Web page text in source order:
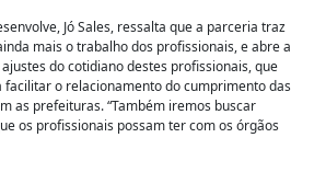
Jó Sales, ressalta que a parceria traz
mais o trabalho dos profissionais, e abre a
do cotidiano destes profissionais, que
facilitar o relacionamento do cumprimento das
as prefeituras. “Também iremos buscar
os profissionais possam ter com os órgãos